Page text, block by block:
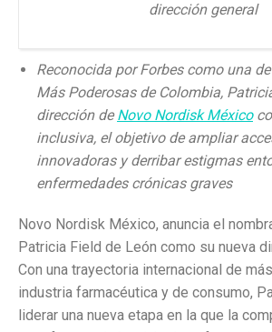
dirección general
Reconocida por Forbes como una
Más Poderosas de Colombia,
dirección deNovo Nordisk México
inclusiva, el objetivo de ampliar
innovadoras y derribar estigmas
enfermedades crónicas graves
Novo Nordisk México, anuncia el
Patricia Field de León como su nueva
Con una trayectoria internacional de
industria farmacéutica y de consumo,
liderar una nueva etapa en la que la